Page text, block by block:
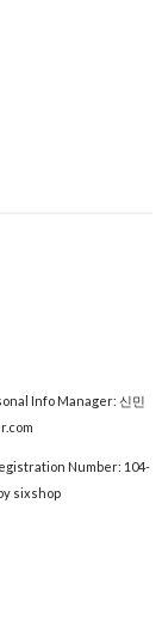
Info Manager: 신민
Number: 104-
sixshop